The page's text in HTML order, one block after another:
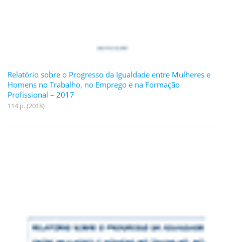
Relatório sobre o Progresso da Igualdade entre Mulheres e
Homens no Trabalho, no Emprego e na Formação
Profissional – 2017
114 p. (2018)